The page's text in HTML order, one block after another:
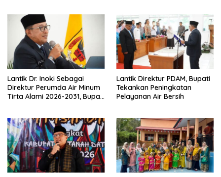
Lantik Dr. Inoki Sebagai
Direktur Perumda Air Minum
Tirta Alami 2026-2031, Bupati
Fakta Integritas Berdasarkan
Visi dan Misi
Lantik Direktur PDAM, Bupati
Tekankan Peningkatan
Pelayanan Air Bersih